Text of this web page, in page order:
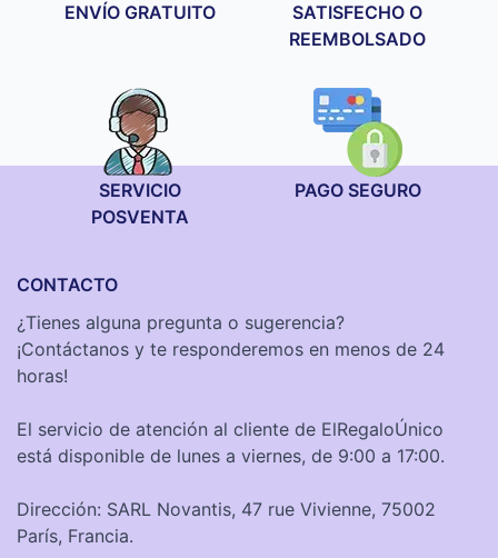
ENVÍO GRATUITO
SATISFECHO O
REEMBOLSADO
SERVICIO
POSVENTA
PAGO SEGURO
CONTACTO
¿Tienes alguna pregunta o sugerencia?
¡Contáctanos y te responderemos en menos de 24
horas!
El servicio de atención al cliente de ElRegaloÚnico
está disponible de lunes a viernes, de 9:00 a 17:00.
Dirección: SARL Novantis, 47 rue Vivienne, 75002
París, Francia.